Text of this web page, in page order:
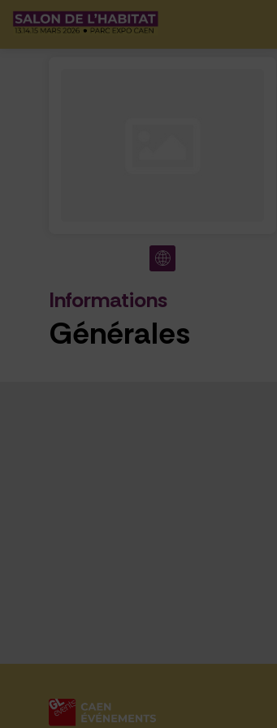
Informations
Générales